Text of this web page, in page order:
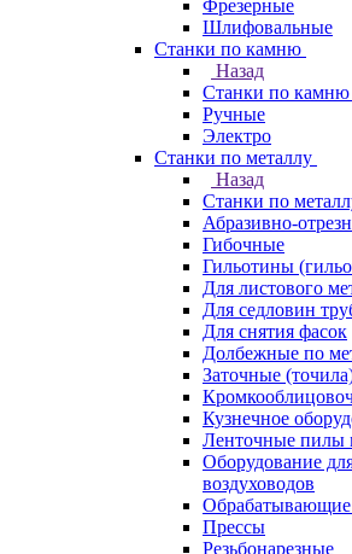
Фрезерные
Шлифовальные
Станки по камню
Назад
Станки по камню
Ручные
Электро
Станки по металлу
Назад
Станки по
Абразивно-
Гибочные
Гильотины
Для листового
Для седловин
Для снятия фасок
Долбежные по
Заточные
Кузнечное
Ленточные пилы
Оборудование
воздуховодов
Прессы
Резьбонарезные